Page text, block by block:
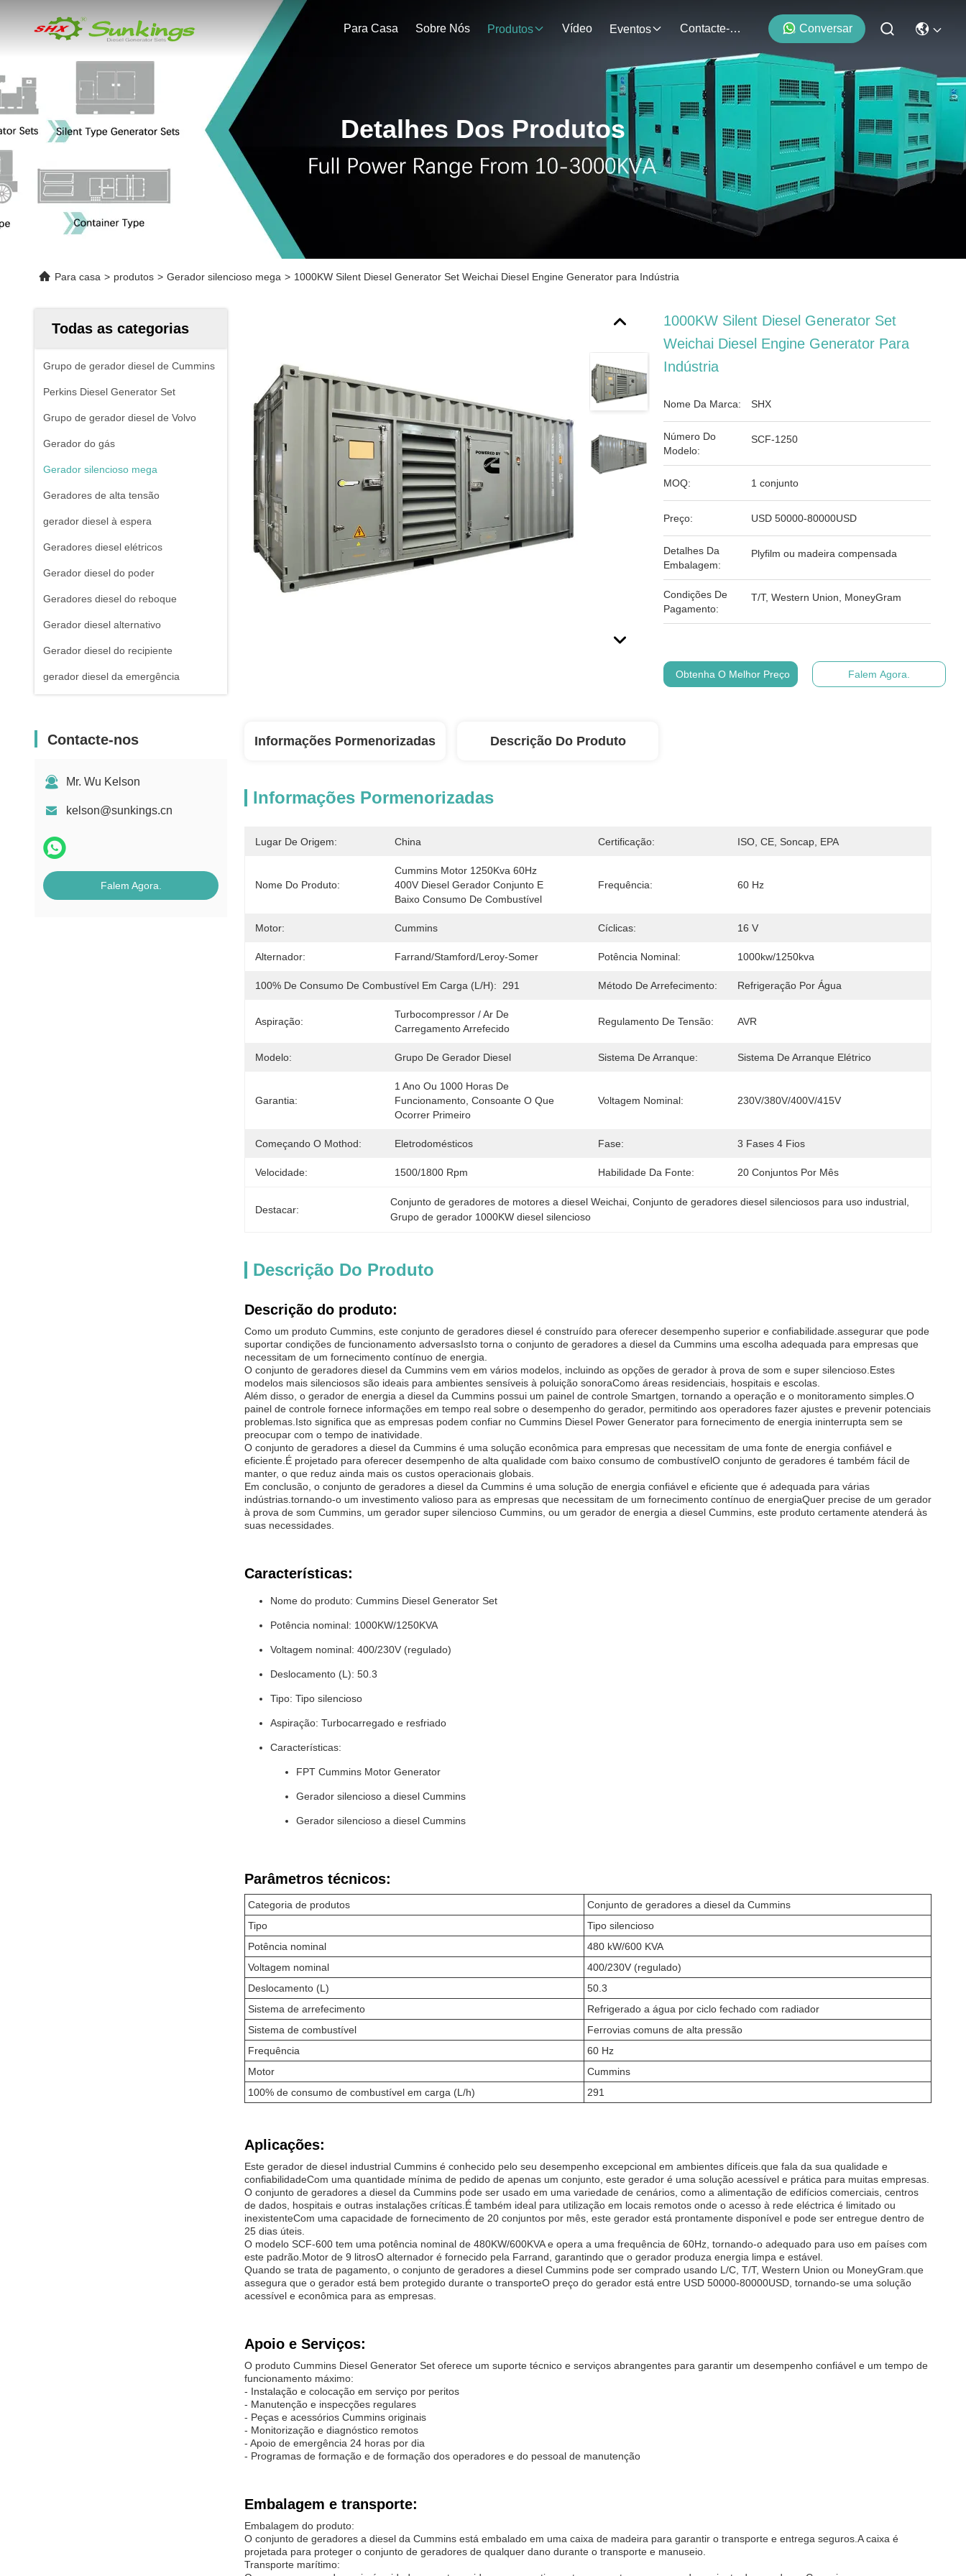
Para Casa Sobre Nós Produtos Vídeo Eventos Contacte-Nos Conversar
Detalhes Dos Produtos
Para casa > produtos > Gerador silencioso mega > 1000KW Silent Diesel Generator Set Weichai Diesel Engine Generator para Indústria
Todas as categorias
Grupo de gerador diesel de Cummins
Perkins Diesel Generator Set
Grupo de gerador diesel de Volvo
Gerador do gás
Gerador silencioso mega
Geradores de alta tensão
gerador diesel à espera
Geradores diesel elétricos
Gerador diesel do poder
Geradores diesel do reboque
Gerador diesel alternativo
Gerador diesel do recipiente
gerador diesel da emergência
Contacte-nos
Mr. Wu Kelson
kelson@sunkings.cn
Falem Agora.
1000KW Silent Diesel Generator Set
Weichai Diesel Engine Generator Para
Indústria
Nome Da Marca: SHX
Número Do
Modelo:
SCF-1250
MOQ: 1 conjunto
Preço: USD 50000-80000USD
Detalhes Da
Embalagem:
Plyfilm ou madeira compensada
Condições De
Pagamento:
T/T, Western Union, MoneyGram
Obtenha O Melhor Preço Falem Agora.
Informações Pormenorizadas Descrição Do Produto
Informações Pormenorizadas
Lugar De Origem: China Certificação: ISO, CE, Soncap, EPA
Nome Do Produto:
Cummins Motor 1250Kva 60Hz
400V Diesel Gerador Conjunto E
Baixo Consumo De Combustível
Frequência: 60 Hz
Motor: Cummins Cíclicas: 16 V
Alternador: Farrand/Stamford/Leroy-Somer Potência Nominal: 1000kw/1250kva
100% De Consumo De Combustível Em Carga (L/h): 291 Método De Arrefecimento: Refrigeração Por Água
Aspiração:
Turbocompressor / Ar De
Carregamento Arrefecido
Regulamento De Tensão: AVR
Modelo: Grupo De Gerador Diesel Sistema De Arranque: Sistema De Arranque Elétrico
Garantia:
1 Ano Ou 1000 Horas De
Funcionamento, Consoante O Que
Ocorrer Primeiro
Voltagem Nominal: 230V/380V/400V/415V
Começando O Mothod: Eletrodomésticos Fase: 3 Fases 4 Fios
Velocidade: 1500/1800 Rpm Habilidade Da Fonte: 20 Conjuntos Por Mês
Destacar:
Conjunto de geradores de motores a diesel Weichai , Conjunto de geradores diesel silenciosos para uso industrial
Grupo de gerador 1000KW diesel silencioso
Descrição Do Produto
Descrição do produto:
Como um produto Cummins, este conjunto de geradores diesel é construído para oferecer desempenho superior e confiabilidade.assegurar que pode
suportar condições de funcionamento adversasIsto torna o conjunto de geradores a diesel da Cummins uma escolha adequada para empresas que
necessitam de um fornecimento contínuo de energia.
O conjunto de geradores diesel da Cummins vem em vários modelos, incluindo as opções de gerador à prova de som e super silencioso.Estes
modelos mais silenciosos são ideais para ambientes sensíveis à poluição sonoraComo áreas residenciais, hospitais e escolas.
Além disso, o gerador de energia a diesel da Cummins possui um painel de controle Smartgen, tornando a operação e o monitoramento simples.O
painel de controle fornece informações em tempo real sobre o desempenho do gerador, permitindo aos operadores fazer ajustes e prevenir potenciais
problemas.Isto significa que as empresas podem confiar no Cummins Diesel Power Generator para fornecimento de energia ininterrupta sem se
preocupar com o tempo de inatividade.
O conjunto de geradores a diesel da Cummins é uma solução econômica para empresas que necessitam de uma fonte de energia confiável e
eficiente.É projetado para oferecer desempenho de alta qualidade com baixo consumo de combustívelO conjunto de geradores é também fácil de
manter, o que reduz ainda mais os custos operacionais globais.
Em conclusão, o conjunto de geradores a diesel da Cummins é uma solução de energia confiável e eficiente que é adequada para várias
indústrias.tornando-o um investimento valioso para as empresas que necessitam de um fornecimento contínuo de energiaQuer precise de um gerador
à prova de som Cummins, um gerador super silencioso Cummins, ou um gerador de energia a diesel Cummins, este produto certamente atenderá às
suas necessidades.
Características:
Nome do produto: Cummins Diesel Generator Set
Potência nominal: 1000KW/1250KVA
Voltagem nominal: 400/230V (regulado)
Deslocamento (L): 50.3
Tipo: Tipo silencioso
Aspiração: Turbocarregado e resfriado
Características:
FPT Cummins Motor Generator
Gerador silencioso a diesel Cummins
Gerador silencioso a diesel Cummins
Parâmetros técnicos:
Categoria de produtos
Conjunto de geradores a diesel da Cummins
Tipo
Tipo silencioso
Potência nominal
480 kW/600 KVA
Voltagem nominal
400/230V (regulado)
Deslocamento (L)
50.3
Sistema de arrefecimento
Refrigerado a água por ciclo fechado com radiador
Sistema de combustível
Ferrovias comuns de alta pressão
Frequência
60 Hz
Motor
Cummins
100% de consumo de combustível em carga (L/h)
291
Aplicações:
Este gerador de diesel industrial Cummins é conhecido pelo seu desempenho excepcional em ambientes difíceis.que fala da sua qualidade e
confiabilidadeCom uma quantidade mínima de pedido de apenas um conjunto, este gerador é uma solução acessível e prática para muitas empresas.
O conjunto de geradores a diesel da Cummins pode ser usado em uma variedade de cenários, como a alimentação de edifícios comerciais, centros
de dados, hospitais e outras instalações críticas.É também ideal para utilização em locais remotos onde o acesso à rede eléctrica é limitado ou
inexistenteCom uma capacidade de fornecimento de 20 conjuntos por mês, este gerador está prontamente disponível e pode ser entregue dentro de
25 dias úteis.
O modelo SCF-600 tem uma potência nominal de 480KW/600KVA e opera a uma frequência de 60Hz, tornando-o adequado para uso em países com
este padrão.Motor de 9 litrosO alternador é fornecido pela Farrand, garantindo que o gerador produza energia limpa e estável.
Quando se trata de pagamento, o conjunto de geradores a diesel Cummins pode ser comprado usando L/C, T/T, Western Union ou MoneyGram.que
assegura que o gerador está bem protegido durante o transporteO preço do gerador está entre USD 50000-80000USD, tornando-se uma solução
acessível e econômica para as empresas.
Apoio e Serviços:
O produto Cummins Diesel Generator Set oferece um suporte técnico e serviços abrangentes para garantir um desempenho confiável e um tempo de
funcionamento máximo:
- Instalação e colocação em serviço por peritos
- Manutenção e inspecções regulares
- Peças e acessórios Cummins originais
- Monitorização e diagnóstico remotos
- Apoio de emergência 24 horas por dia
- Programas de formação e de formação dos operadores e do pessoal de manutenção
Embalagem e transporte:
Embalagem do produto:
O conjunto de geradores a diesel da Cummins está embalado em uma caixa de madeira para garantir o transporte e entrega seguros.A caixa é
projetada para proteger o conjunto de geradores de qualquer dano durante o transporte e manuseio.
Transporte marítimo: